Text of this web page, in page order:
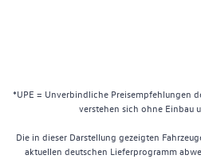
*UPE = Unverbindliche Preisempfehlungen
verstehen sich ohne Einbau
Die in dieser Darstellung gezeigten
aktuellen deutschen Lieferprogramm